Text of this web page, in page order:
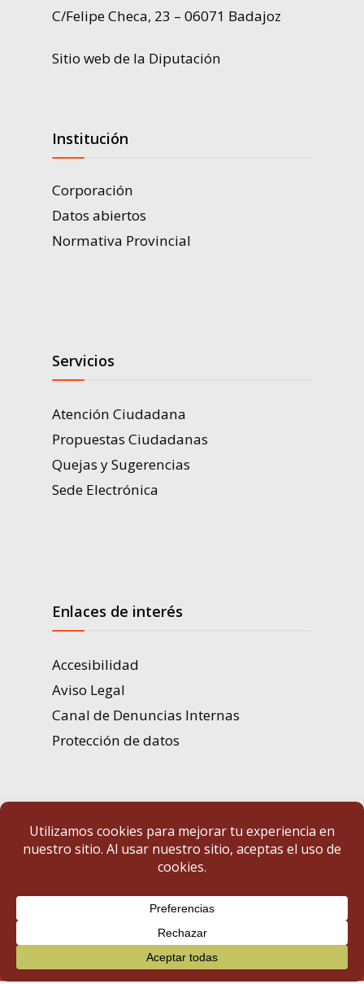
C/Felipe Checa, 23 – 06071 Badajoz
Sitio web de la Diputación
Institución
Corporación
Datos abiertos
Normativa Provincial
Servicios
Atención Ciudadana
Propuestas Ciudadanas
Quejas y Sugerencias
Sede Electrónica
Enlaces de interés
Accesibilidad
Aviso Legal
Canal de Denuncias Internas
Protección de datos
Portal de Transparencia | Diputación de Badajoz